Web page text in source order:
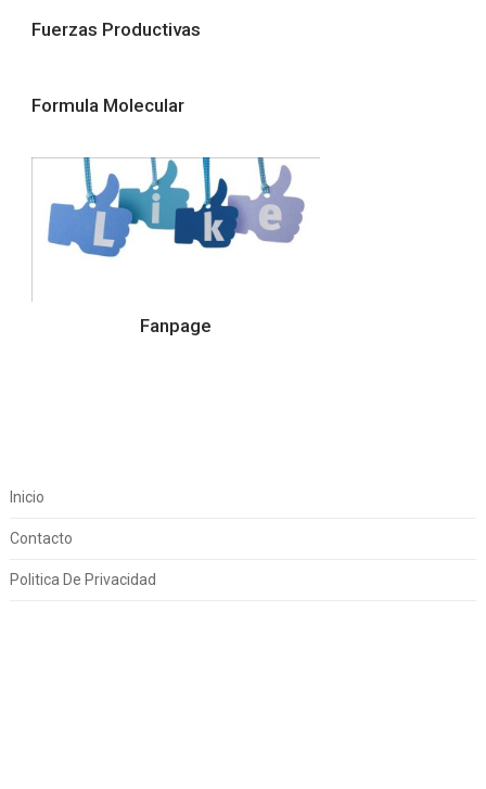
Fuerzas Productivas
Formula Molecular
Fanpage
Inicio
Contacto
Politica De Privacidad